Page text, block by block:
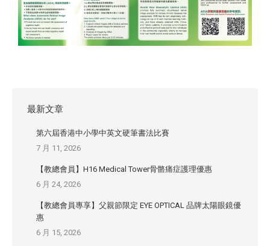
最新文章
第六屆香港中小學中英文硬筆書法比賽
7 月 11, 2026
【教總會員】H16 Medical Tower骨骼痛症護理優惠
6 月 24, 2026
【教總會員專享】父親節限定 EYE OPTICAL 品牌太陽眼鏡優
惠
6 月 15, 2026